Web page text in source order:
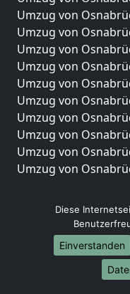
Umzug von
Umzug von
Umzug von
Umzug von
Umzug von
Umzug von
Umzug von
Umzug von
Umzug von
Umzug von
Umzug von
Umzug von
Umzug von
Umzug von
Diese
Einverstanden